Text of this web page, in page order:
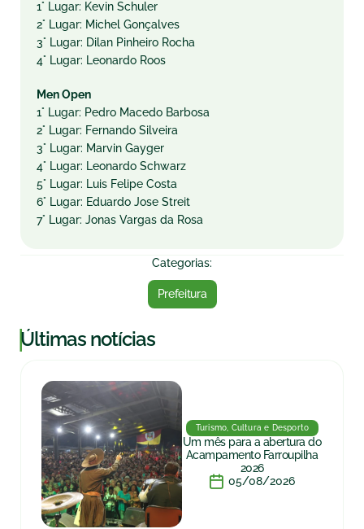
1° Lugar: Kevin Schuler
2° Lugar: Michel Gonçalves
3° Lugar: Dilan Pinheiro Rocha
4° Lugar: Leonardo Roos
Men Open
1° Lugar: Pedro Macedo Barbosa
2° Lugar: Fernando Silveira
3° Lugar: Marvin Gayger
4° Lugar: Leonardo Schwarz
5° Lugar: Luis Felipe Costa
6° Lugar: Eduardo Jose Streit
7° Lugar: Jonas Vargas da Rosa
Categorias:
Prefeitura
|Últimas notícias
Turismo, Cultura e Desporto
Um mês para a abertura do
Acampamento Farroupilha
2026
05/08/2026